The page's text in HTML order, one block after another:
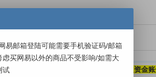
功能。 比如绑定资金
易邮箱登陆可能需要手机验证码/邮箱
虑买网易以外的商品不受影响/如需大
试